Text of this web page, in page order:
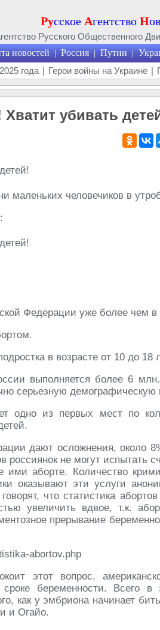
Русское Агентство Н
Русского Общественного
новостей | Россия | Путин |
года | Герои войны на Украине |
убивать
маленьких человечиков в
Федерации уже более чем в
в возрасте от 10 до 18
выполняется более 6
серьезную демографическую
одно из первых мест по
дают осложнения, около
не могут испытать
ими аборте. Количество
оказывают эти услуги
что статистика
увеличить вдвое, т.к.
прерывание
abortov.php
этот вопрос.
беременности. Всего в
как у эмбриона начинает
и Огайо.